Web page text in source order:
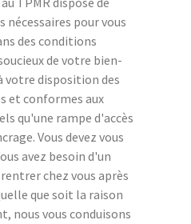
nécessaires pour vous
des conditions
de votre bien-
votre disposition des
et conformes aux
qu'une rampe d'accès
Vous devez vous
avez besoin d'un
chez vous après
que soit la raison
nous vous conduisons